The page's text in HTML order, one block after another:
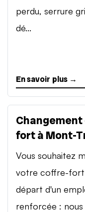
perdu, serrure
dé...
En savoir plus →
fort à Mont-
Vous souhaitez
votre coffre-fort
départ d'un
renforcée : nous